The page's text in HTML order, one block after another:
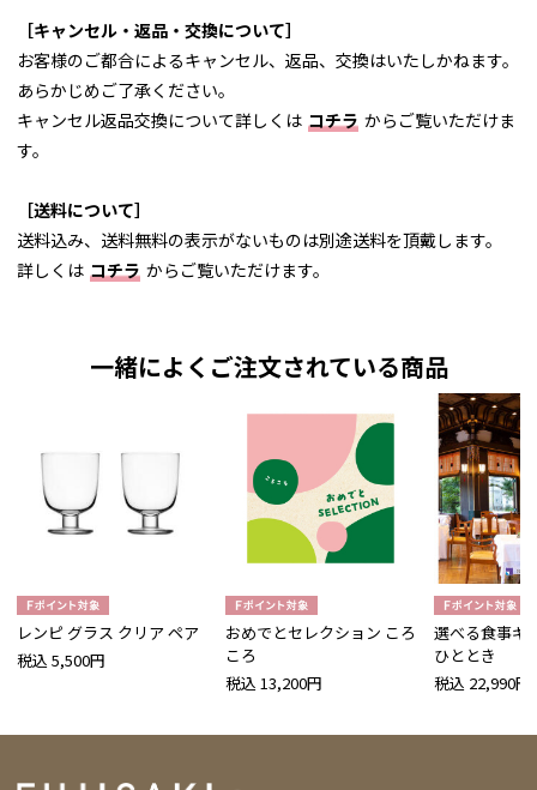
［キャンセル・返品・交換について］
お客様のご都合によるキャンセル、返品、交換はいたしかねます。
あらかじめご了承ください。
キャンセル返品交換について詳しくは コチラ からご覧いただけま
す。
［送料について］
送料込み、送料無料の表示がないものは別途送料を頂戴します。
詳しくは コチラ からご覧いただけます。
一緒によくご注文されている商品
レンピ グラス クリア ペア
税込 5,500円
おめでとセレクション ころ
ころ
税込 13,200円
選べる食事ギ
ひととき
税込 22,990円